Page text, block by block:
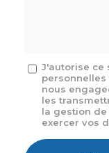
Message
J'autorise ce
personnelles
nous
les
la gestion
exercer vos
Acceptation